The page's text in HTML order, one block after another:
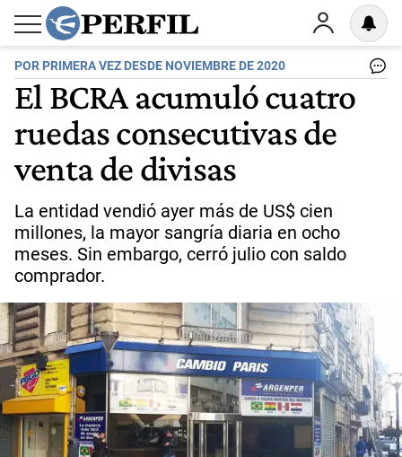
POR PRIMERA VEZ DESDE NOVIEMBRE DE 2020
El BCRA acumuló cuatro
ruedas consecutivas de
venta de divisas
La entidad vendió ayer más de US$ cien
millones, la mayor sangría diaria en ocho
meses. Sin embargo, cerró julio con saldo
comprador.